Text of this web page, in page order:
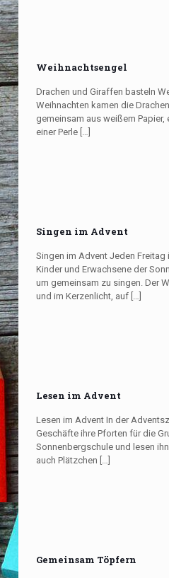
Weihnachtsengel
Drachen und Giraffen basteln
Weihnachten kamen die
gemeinsam aus weißem Papier,
einer Perle[…]
Singen im Advent
Singen im Advent Jeden
Kinder und Erwachsene der
um gemeinsam zu singen. Der
und im Kerzenlicht, auf[…]
Lesen im Advent
Lesen im Advent In der
Geschäfte ihre Pforten für die
Sonnenbergschule und lesen
auch Plätzchen […]
Gemeinsam Töpfern